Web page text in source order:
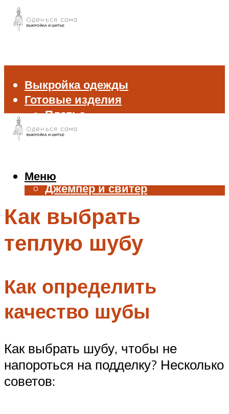
Выкройка одежды
Готовые изделия
Платье
Брюки
Жилет
Джемпер и свитер
Аксессуары
Меню
Меню
Как выбрать
теплую шубу
Как определить
качество шубы
Как выбрать шубу, чтобы не
напороться на подделку? Несколько
советов: